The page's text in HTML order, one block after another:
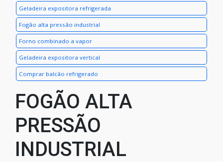
Geladeira expositora refrigerada
Fogão alta pressão industrial
Forno combinado a vapor
Geladeira expositora vertical
Comprar balcão refrigerado
FOGÃO ALTA
PRESSÃO
INDUSTRIAL